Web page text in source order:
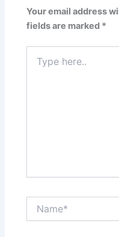
Your email address
fields are marked *
here..